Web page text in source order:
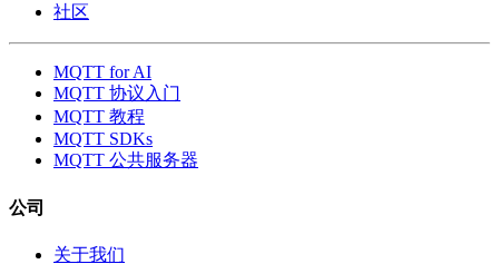
社区
MQTT for AI
MQTT 协议入门
MQTT 教程
MQTT SDKs
MQTT 公共服务器
公司
关于我们